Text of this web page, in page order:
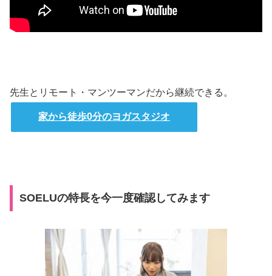
先生とリモート・マンツーマンだから継続できる。
家から徒歩0分のヨガスタジオ
SOELUの特長を今一度確認してみます